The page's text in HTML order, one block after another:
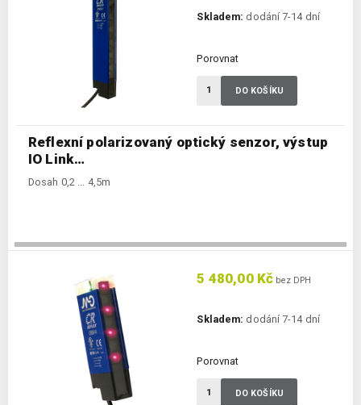
Reflexní polarizovaný optický senzor, výstup
IO Link…
Dosah 0,2 ... 4,5m
Skladem: dodání 7-14 dní
Porovnat
DO KOŠÍKU
5 480,00 Kč bez DPH
Skladem: dodání 7-14 dní
Porovnat
DO KOŠÍKU